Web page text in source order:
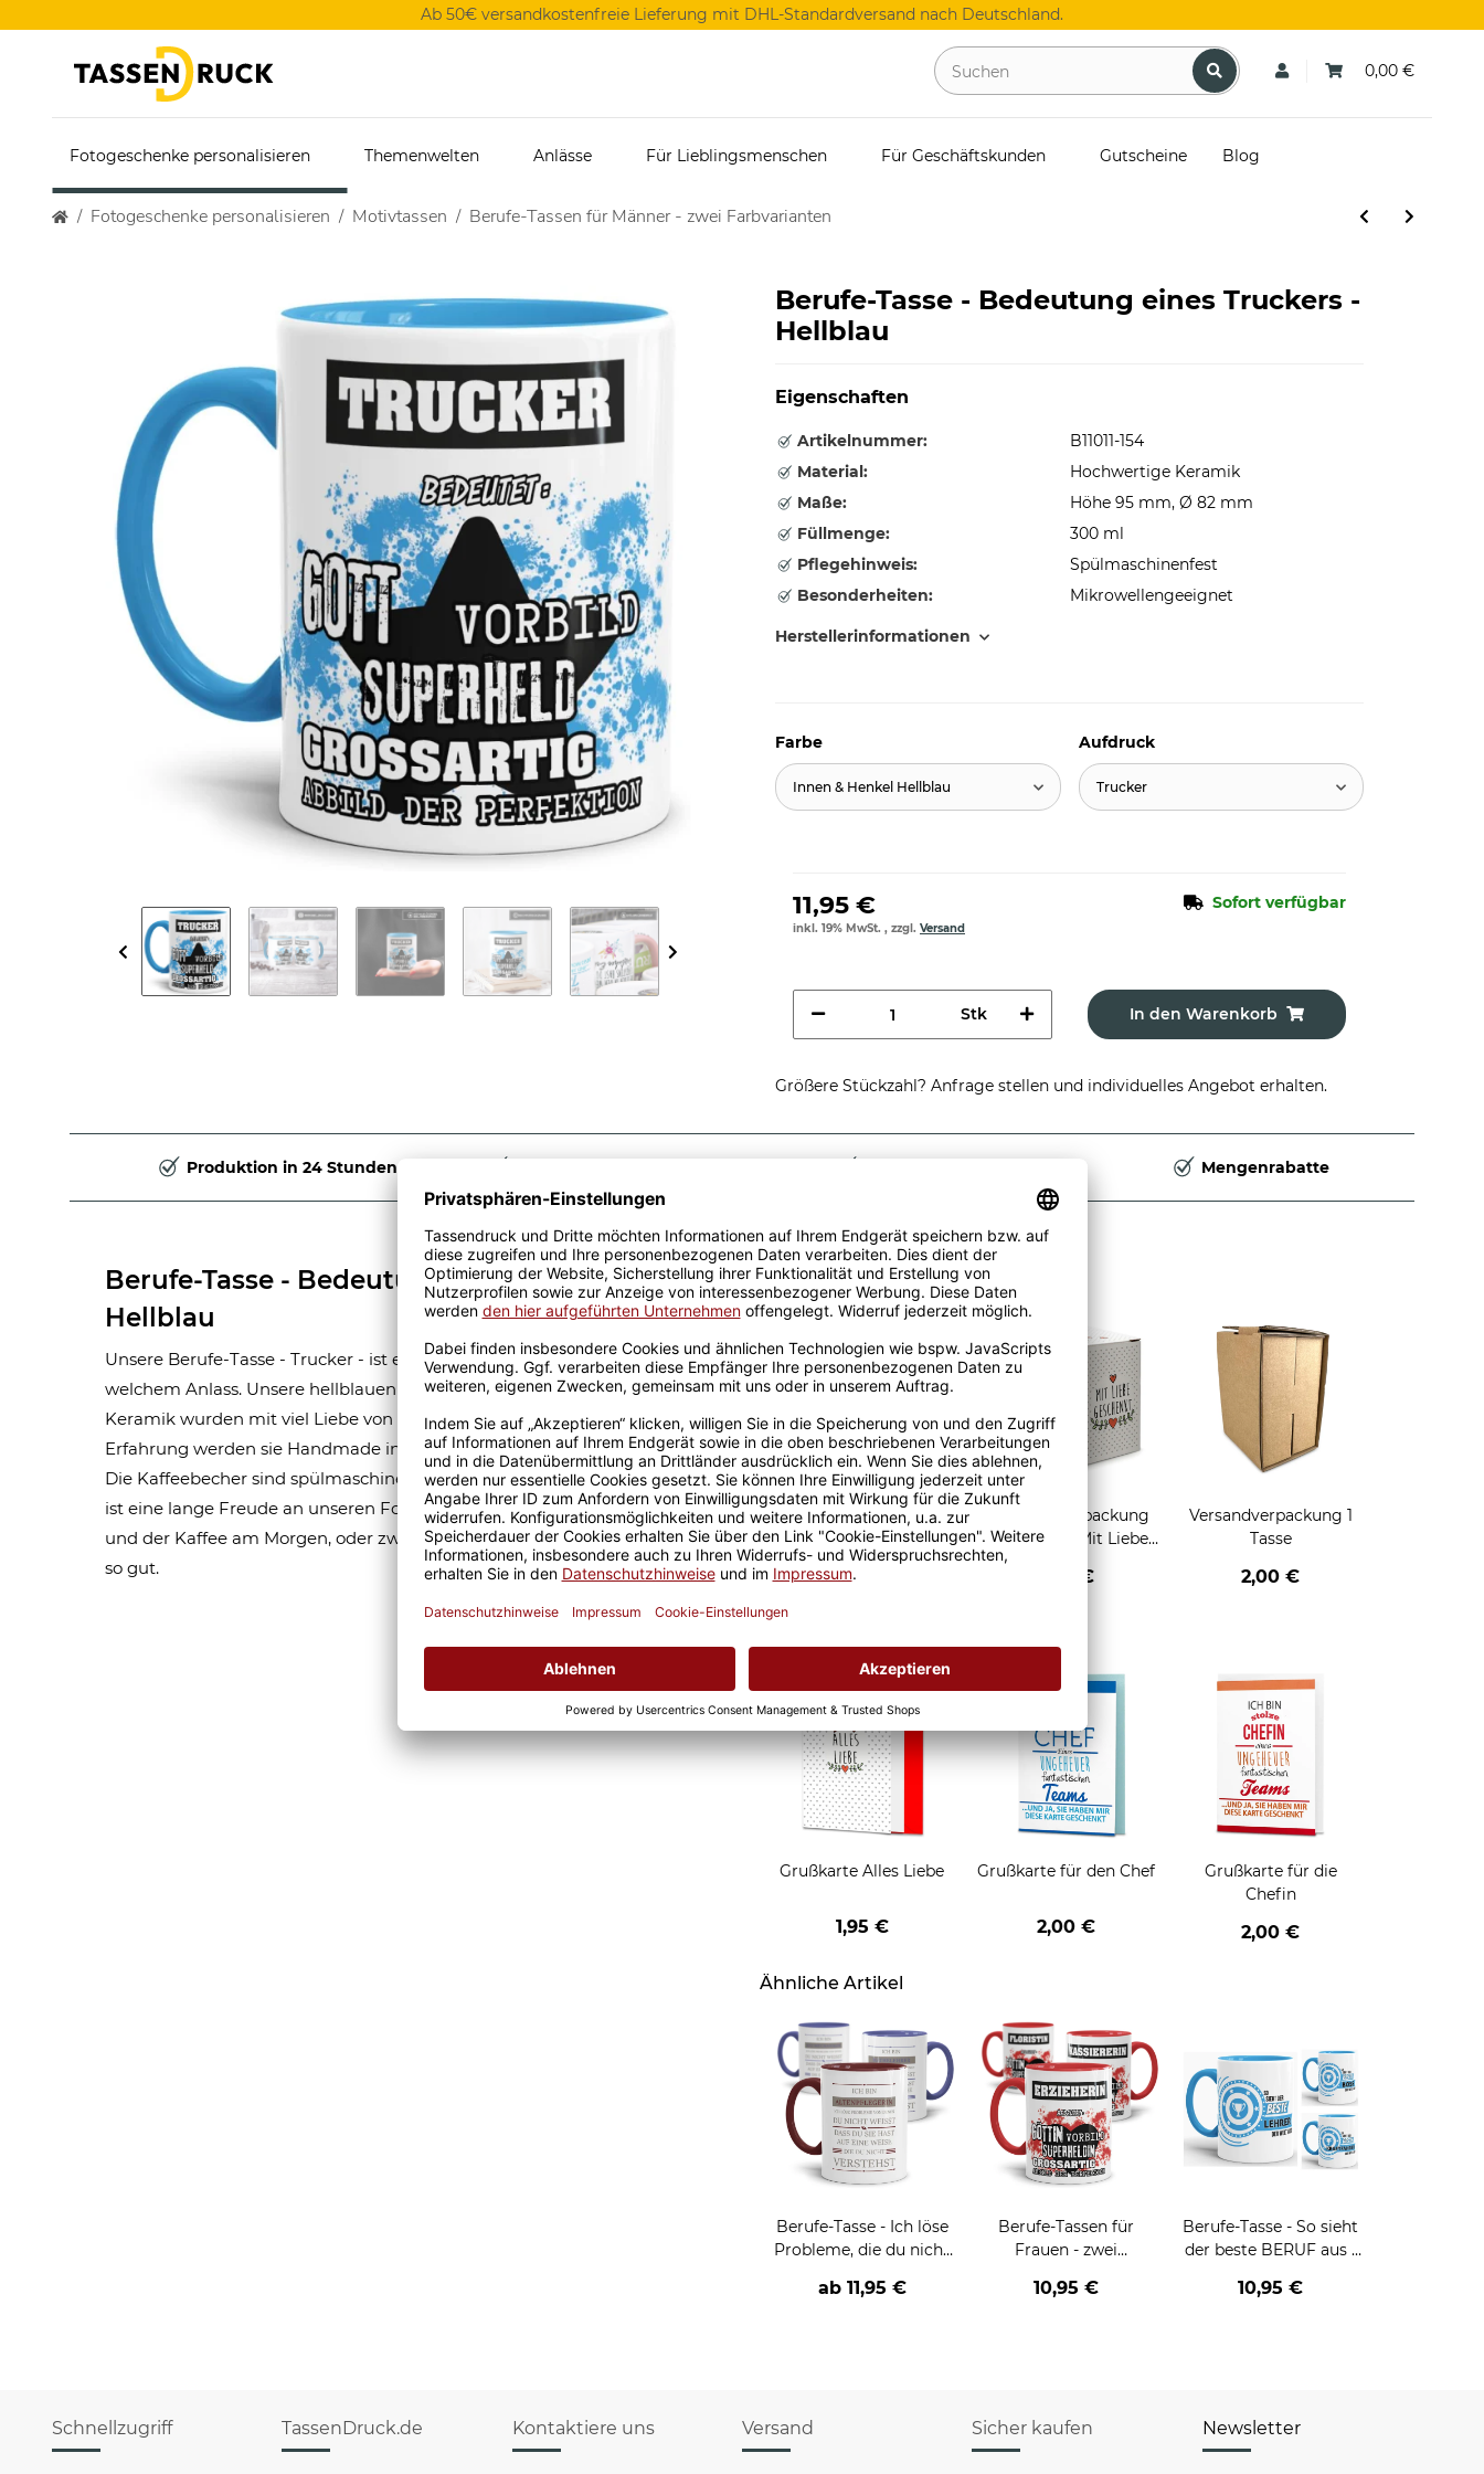
Ab 50€ versandkostenfreie Lieferung mit DHL-Standardversand nach Deutschland.
0,00 €
Fotogeschenke personalisieren Themenwelten Anlässe Für Lieblingsmenschen Für Geschäftskunden Gutscheine Blog
Fotogeschenke personalisieren Motivtassen Berufe-Tassen für Männer - zwei Farbvarianten
Berufe-Tasse - Bedeutung eines Truckers -
Hellblau
Eigenschaften
Artikelnummer:
B11011-154
Material:
Hochwertige Keramik
Maße:
Höhe 95 mm, Ø 82 mm
Füllmenge:
300 ml
Pflegehinweis:
Spülmaschinenfest
Besonderheiten:
Mikrowellengeeignet
Herstellerinformationen
Farbe
Innen & Henkel Hellblau
Aufdruck
Trucker
11,95 € Sofort verfügbar
inkl. 19% MwSt. , zzgl. Versand
Stk In den Warenkorb
Größere Stückzahl? Anfrage stellen und individuelles Angebot erhalten.
Produktion in 24 Stunden Mengenrabatte
Berufe-Tasse - Bedeutung eines Truckers -
Hellblau
Unsere Berufe-Tasse - Trucker - ist eine tolle Geschenkidee, egal zu
welchem Anlass. Unsere hellblauen Berufe-Tassen aus hochwertiger
Keramik wurden mit viel Liebe von unserem Grafik-Team designt. Mit viel
Erfahrung werden sie Handmade in unserer eigenen Produktion bedruckt.
Die Kaffeebecher sind spülmaschinen- und mikrowellen geeignet. Somit
ist eine lange Freude an unseren Fototassen und Motivtassen garantiert
und der Kaffee am Morgen, oder zwischendurch, schmeckt gleich nochmal
so gut.
Passende Verpackungen
Geschenkverpackung 1
Tasse mit Fenster
2,50 €
Geschenkverpackung
für Tassen - Mit Liebe
2,95 €
Versandverpackung 1
Tasse
2,00 €
Grußkarten zum Verschenken
Grußkarte Alles Liebe
1,95 €
Grußkarte für den Chef
2,00 €
Grußkarte für die
Chefin
2,00 €
Ähnliche Artikel
Berufe-Tasse - Ich löse
Probleme, die du nicht
verschiedene Berufe
ab 11,95 €
Berufe-Tassen für
Frauen - zwei
10,95 €
Berufe-Tasse - So sieht
der beste BERUF aus -
Männer - Hellblau
10,95 €
Schnellzugriff TassenDruck.de Kontaktiere uns Versand Sicher kaufen Newsletter